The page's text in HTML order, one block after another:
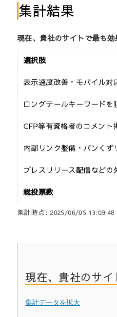
集計結果
現在、貴社のサイトで最も
選択肢
表示速度改善・モバイル対
ロングテールキーワード
CFP等有資格者のコメント
内部リンク整備・パンく
プレスリリース配信など
総投票数
集計時点: 2025/06/05 13:09:48
現在、貴社のサ
集計データを拡大